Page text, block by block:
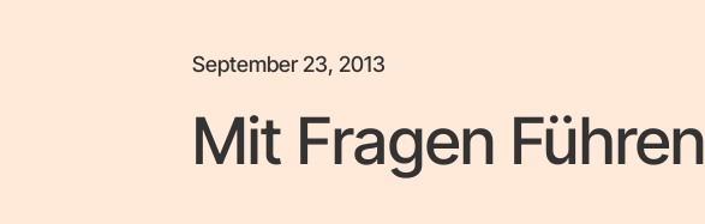
September 23, 2013
Mit Fragen Führen